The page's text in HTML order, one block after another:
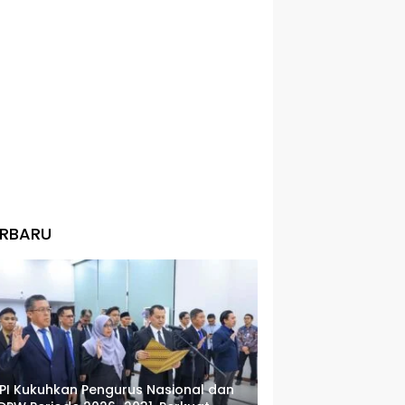
Kukuhkan Pengurus Nasional dan